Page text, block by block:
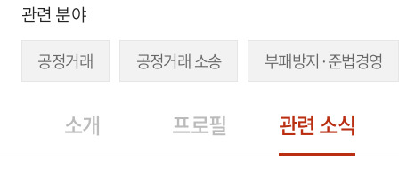
관련 분야
공정거래 공정거래 소송 부패방지·준법경영
소개 프로필 관련 소식